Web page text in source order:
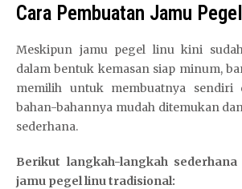
Cara Pembuatan Jamu
Meskipun jamu pegel linu kini
dalam bentuk kemasan siap minum,
memilih untuk membuatnya sendiri
bahan-bahannya mudah ditemukan
sederhana.
Berikut langkah-langkah
jamu pegel linu tradisional: